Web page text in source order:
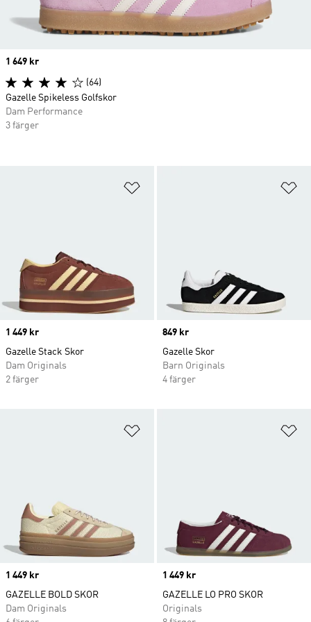
Price
1 449 kr
Gazelle Stack Skor
Dam Originals
2 färger
Price
849 kr
Gazelle Skor
Barn Originals
4 färger
Price
1 449 kr
GAZELLE BOLD SKOR
Dam Originals
Price
1 449 kr
GAZELLE LO PRO SKOR
Originals
Price
1 649 kr
(64)
Gazelle Spikeless Golfskor
Dam Performance
3 färger